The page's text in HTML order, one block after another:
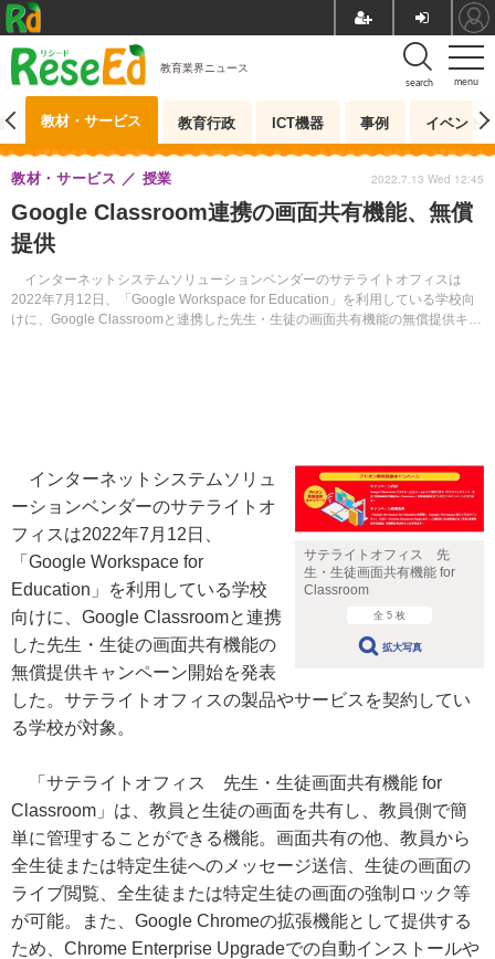
menu
search
教育業界ニュース
教材・サービス 教育行政 ICT機器 事例 イベント
Google Classroom連携の画面共有機能、無償
提供
インターネットシステムソリューションベンダーのサテライトオフィスは
2022年7月12日、「Google Workspace for Education」を利用している学校向
けに、Google Classroomと連携した先生・生徒の画面共有機能の無償提供キャ
教材・サービス 授業 2022.7.13 Wed 12:45
サテライトオフィス 先
生・生徒画面共有機能 for
Classroom
全 5 枚
拡大写真
インターネットシステムソリュ
ーションベンダーのサテライトオ
フィスは2022年7月12日、
「Google Workspace for
Education」を利用している学校
向けに、Google Classroomと連携
した先生・生徒の画面共有機能の
無償提供キャンペーン開始を発表
した。サテライトオフィスの製品やサービスを契約してい
る学校が対象。
「サテライトオフィス 先生・生徒画面共有機能 for
Classroom」は、教員と生徒の画面を共有し、教員側で簡
単に管理することができる機能。画面共有の他、教員から
全生徒または特定生徒へのメッセージ送信、生徒の画面の
ライブ閲覧、全生徒または特定生徒の画面の強制ロック等
が可能。また、Google Chromeの拡張機能として提供する
ため、Chrome Enterprise Upgradeでの自動インストールや